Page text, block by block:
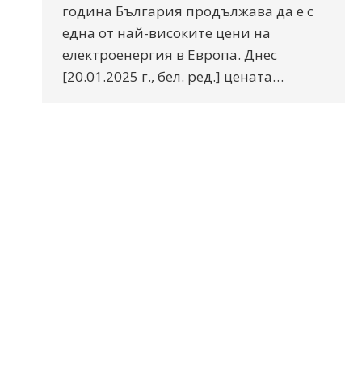
година България продължава да е с
една от най-високите цени на
електроенергия в Европа. Днес
[20.01.2025 г., бел. ред.] цената…